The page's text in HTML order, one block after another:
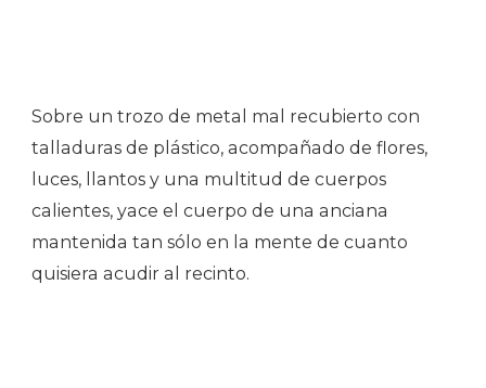
Sobre un trozo de metal mal recubierto con
talladuras de plástico, acompañado de flores,
luces, llantos y una multitud de cuerpos
calientes, yace el cuerpo de una anciana
mantenida tan sólo en la mente de cuanto
quisiera acudir al recinto.